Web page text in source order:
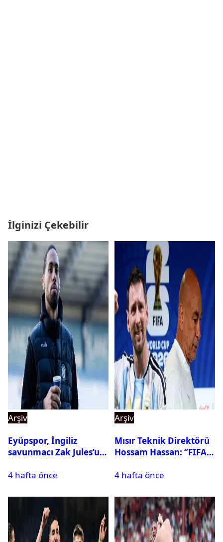
İlginizi Çekebilir
Arşiv
Eyüpspor, İngiliz
savunmacı Zak Jules’u
4 hafta önce
Arşiv
Mısır Teknik Direktörü
Hossam Hassan: ‘’FIFA,
istemiyor’’
4 hafta önce